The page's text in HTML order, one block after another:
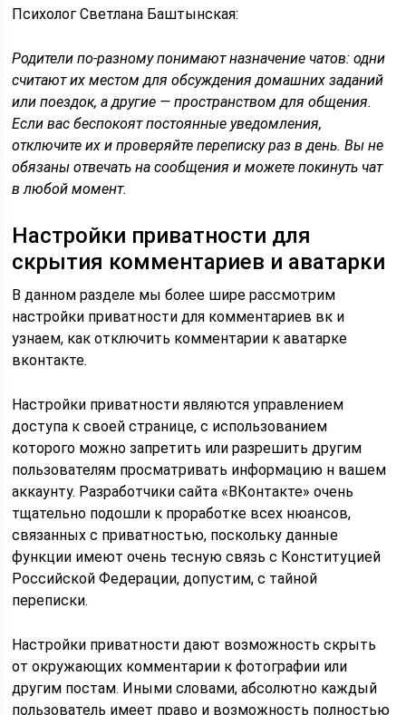
Психолог Светлана Баштынская:
Родители по-разному понимают назначение чатов: одни
считают их местом для обсуждения домашних заданий
или поездок, а другие — пространством для общения.
Если вас беспокоят постоянные уведомления,
отключите их и проверяйте переписку раз в день. Вы не
обязаны отвечать на сообщения и можете покинуть чат
в любой момент.
Настройки приватности для
скрытия комментариев и аватарки
В данном разделе мы более шире рассмотрим
настройки приватности для комментариев вк и
узнаем, как отключить комментарии к аватарке
вконтакте.
Настройки приватности являются управлением
доступа к своей странице, с использованием
которого можно запретить или разрешить другим
пользователям просматривать информацию н вашем
аккаунту. Разработчики сайта «ВКонтакте» очень
тщательно подошли к проработке всех нюансов,
связанных с приватностью, поскольку данные
функции имеют очень тесную связь с Конституцией
Российской Федерации, допустим, с тайной
переписки.
Настройки приватности дают возможность скрыть
от окружающих комментарии к фотографии или
другим постам. Иными словами, абсолютно каждый
пользователь имеет право и возможность полностью